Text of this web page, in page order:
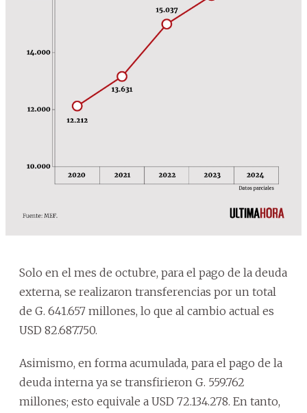
Solo en el mes de octubre, para el pago de la deuda
externa, se realizaron transferencias por un total
de G. 641.657 millones, lo que al cambio actual es
USD 82.687.750.
Asimismo, en forma acumulada, para el pago de la
deuda interna ya se transfirieron G. 559.762
millones; esto equivale a USD 72.134.278. En tanto,